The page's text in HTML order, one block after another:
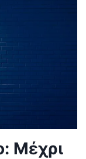
Μέχρι